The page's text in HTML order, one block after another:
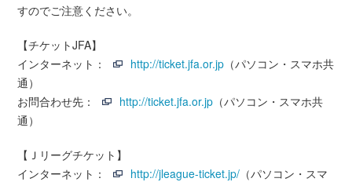
すのでご注意ください。
【チケットJFA】
インターネット：
http://ticket.jfa.or.jp （パソコン・スマホ共
通）
お問合わせ先：
http://ticket.jfa.or.jp （パソコン・スマホ共
通）
【Ｊリーグチケット】
インターネット：
http://jleague-ticket.jp/ （パソコン・スマ